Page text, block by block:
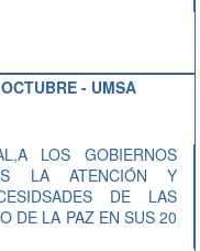
- UMSA
LOS GOBIERNOS
LA ATENCIÓN Y
DE LAS
DE LA PAZ EN SUS 20